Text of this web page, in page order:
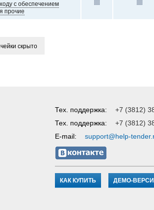
с обеспечением
прочие
скрыто
Тех. поддержка:
+7 (3812)
Тех. поддержка:
+7 (3812)
E-mail:
support@help-
КАК КУПИТЬ ДЕМО-